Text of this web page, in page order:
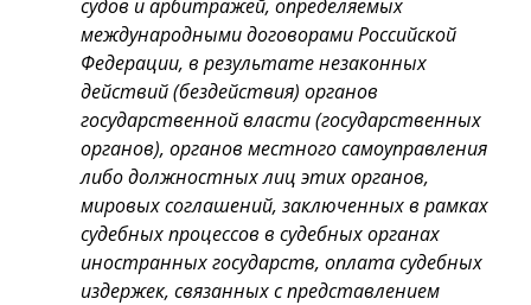
судов и арбитражей, определяемых
международными договорами Российской
Федерации, в результате незаконных
действий (бездействия) органов
государственной власти (государственных
органов), органов местного самоуправления
либо должностных лиц этих органов,
мировых соглашений, заключенных в рамках
судебных процессов в судебных органах
иностранных государств, оплата судебных
издержек, связанных с представлением